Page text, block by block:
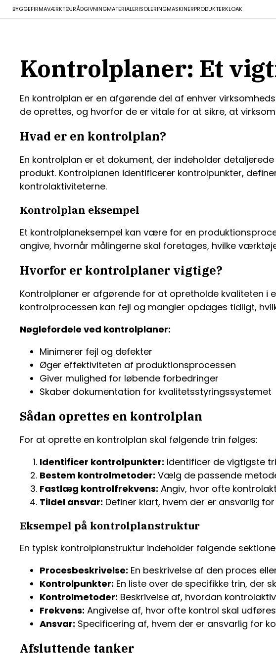
BYGGEFIRMAVÆRKTØJRÅDGIVNINGMATERIALERISOLERINGMASKINERPRODUKTERKLOAK
Kontrolplaner: Et
En kontrolplan er en afgørende del af enhver
de oprettes, og hvorfor de er vitale for at sikre, at
Hvad er en kontrolplan?
En kontrolplan er et dokument, der indeholder
produkt. Kontrolplanen identificerer kontrolpunkter,
kontrolaktiviteterne.
Kontrolplan eksempel
Et kontrolplaneksempel kan være for en
angive, hvornår målingerne skal foretages, hvilke
Hvorfor er kontrolplaner vigtige?
Kontrolplaner er afgørende for at opretholde kvaliteten i
kontrolprocessen kan fejl og mangler opdages tidligt,
Nøglefordele ved kontrolplaner:
Minimerer fejl og defekter
Øger effektiviteten af produktionsprocessen
Giver mulighed for løbende forbedringer
Skaber dokumentation for kvalitetsstyringssystemet
Sådan oprettes en kontrolplan
For at oprette en kontrolplan skal følgende trin følges:
Identificer kontrolpunkter: Identificer de vigtigste
Bestem kontrolmetoder: Vælg de passende
Fastlæg kontrolfrekvens: Angiv, hvor ofte
Tildel ansvar: Definer klart, hvem der er ansvarlig
Eksempel på kontrolplanstruktur
En typisk kontrolplanstruktur indeholder følgende
Procesbeskrivelse: En beskrivelse af den proces
Kontrolpunkter: En liste over de specifikke trin, der
Kontrolmetoder: Beskrivelse af, hvordan
Frekvens: Angivelse af, hvor ofte kontrol skal
Ansvar: Specificering af, hvem der er ansvarlig for
Afsluttende tanker